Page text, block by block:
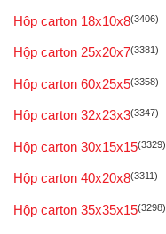
Hộp carton 18x10x8(3406)
Hộp carton 25x20x7(3381)
Hộp carton 60x25x5(3358)
Hộp carton 32x23x3(3347)
Hộp carton 30x15x15(3329)
Hộp carton 40x20x8(3311)
Hộp carton 35x35x15(3298)